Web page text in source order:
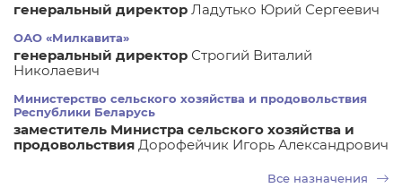
генеральный директор Ладутько Юрий Сергеевич
ОАО «Милкавита»
генеральный директор Строгий Виталий
Николаевич
Министерство сельского хозяйства и продовольствия
Республики Беларусь
заместитель Министра сельского хозяйства и
продовольствия Дорофейчик Игорь Александрович
Все назначения